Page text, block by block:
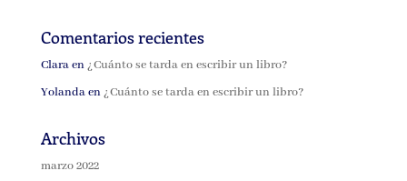
Comentarios recientes
Claraen¿Cuánto se tarda en escribir un libro?
Yolandaen¿Cuánto se tarda en escribir un libro?
Archivos
marzo 2022